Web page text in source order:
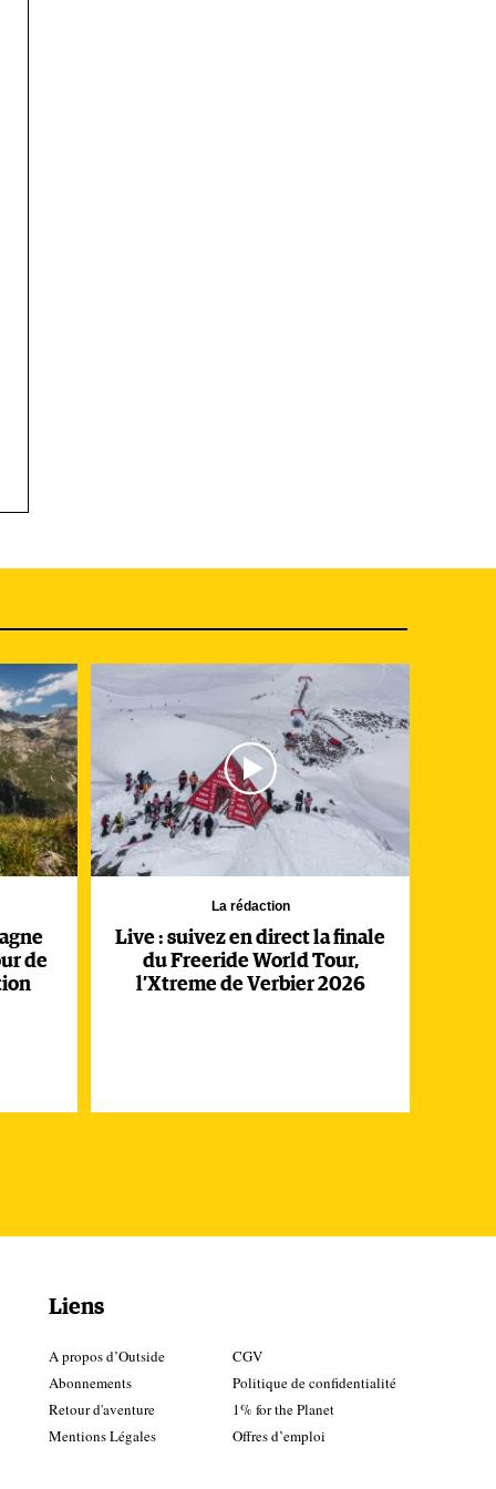
de
La rédaction
Live : suivez en direct la finale
du Freeride World Tour,
l’Xtreme de Verbier 2026
Liens
A propos d’Outside
Abonnements
Retour d'aventure
Mentions Légales
CGV
Politique de confidentialité
1% for the Planet
Offres d’emploi